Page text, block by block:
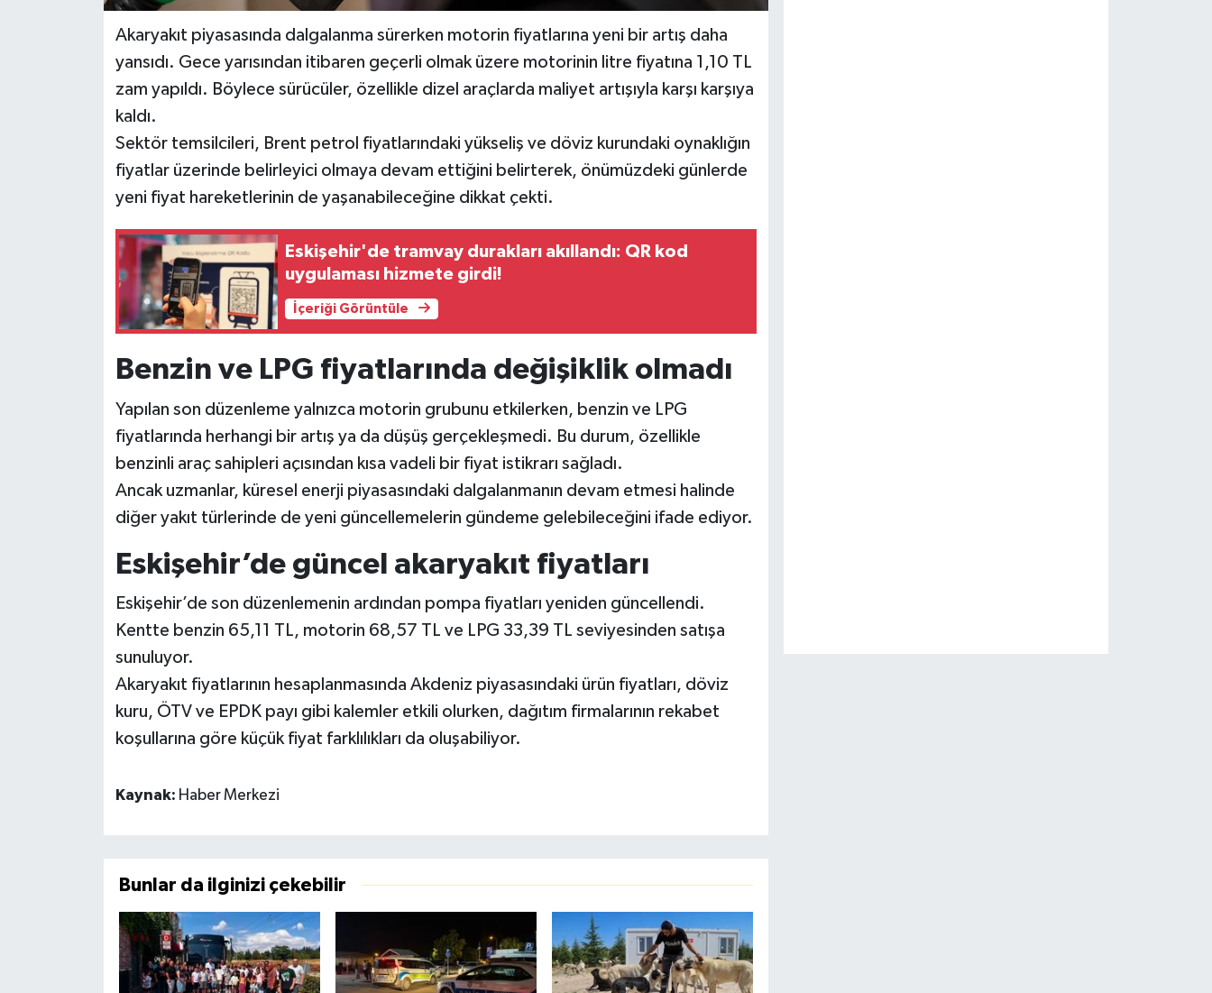
Akaryakıt piyasasında dalgalanma sürerken motorin fiyatlarına yeni bir artış daha
yansıdı. Gece yarısından itibaren geçerli olmak üzere motorinin litre fiyatına 1,10 TL
zam yapıldı. Böylece sürücüler, özellikle dizel araçlarda maliyet artışıyla karşı karşıya
kaldı.
Sektör temsilcileri, Brent petrol fiyatlarındaki yükseliş ve döviz kurundaki oynaklığın
fiyatlar üzerinde belirleyici olmaya devam ettiğini belirterek, önümüzdeki günlerde
yeni fiyat hareketlerinin de yaşanabileceğine dikkat çekti.
Eskişehir'de tramvay durakları akıllandı: QR kod
uygulaması hizmete girdi!
İçeriği Görüntüle
Benzin ve LPG fiyatlarında değişiklik olmadı
Yapılan son düzenleme yalnızca motorin grubunu etkilerken, benzin ve LPG
fiyatlarında herhangi bir artış ya da düşüş gerçekleşmedi. Bu durum, özellikle
benzinli araç sahipleri açısından kısa vadeli bir fiyat istikrarı sağladı.
Ancak uzmanlar, küresel enerji piyasasındaki dalgalanmanın devam etmesi halinde
diğer yakıt türlerinde de yeni güncellemelerin gündeme gelebileceğini ifade ediyor.
Eskişehir’de güncel akaryakıt fiyatları
Eskişehir’de son düzenlemenin ardından pompa fiyatları yeniden güncellendi.
Kentte benzin 65,11 TL, motorin 68,57 TL ve LPG 33,39 TL seviyesinden satışa
sunuluyor.
Akaryakıt fiyatlarının hesaplanmasında Akdeniz piyasasındaki ürün fiyatları, döviz
kuru, ÖTV ve EPDK payı gibi kalemler etkili olurken, dağıtım firmalarının rekabet
koşullarına göre küçük fiyat farklılıkları da oluşabiliyor.
Kaynak: Haber Merkezi
Bunlar da ilginizi çekebilir